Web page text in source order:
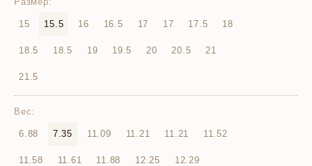
15 15.5 16 16.5 17 17 17.5 18
18.5 18.5 19 19.5 20 20.5 21
21.5
Вес:
6.88 7.35 11.09 11.21 11.21 11.52
11.58 11.61 11.88 12.25 12.29